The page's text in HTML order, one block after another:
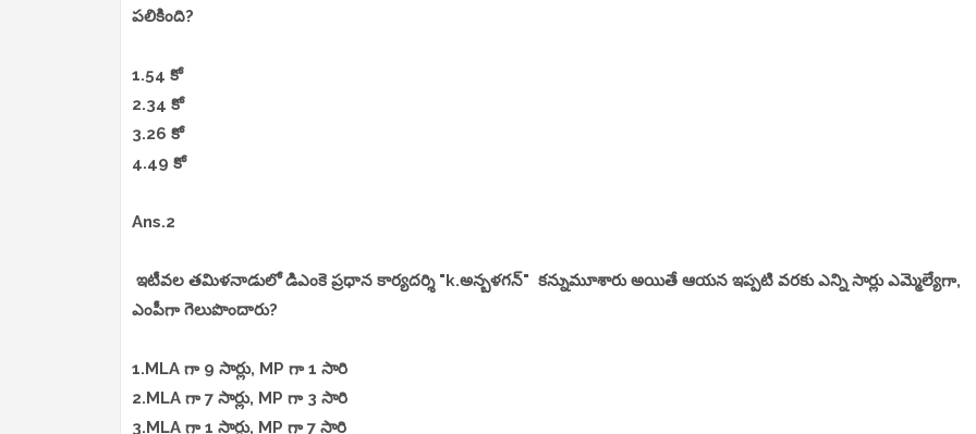
పలికింది?
1.54 కో
2.34 కో
3.26 కో
4.49 కో
Ans.2
ఇటీవల తమిళనాడులో డిఎంకె ప్రధాన కార్యదర్శి "k.అన్బళగన్" కన్నుమూశారు అయితే ఆయన ఇప్పటి వరకు ఎన్ని సార్లు ఎమ్మెల్యేగా,
ఎంపీగా గెలుపొందారు?
1.MLA గా 9 సార్లు, MP గా 1 సారి
2.MLA గా 7 సార్లు, MP గా 3 సారి
3.MLA గా 1 సార్లు, MP గా 7 సారి